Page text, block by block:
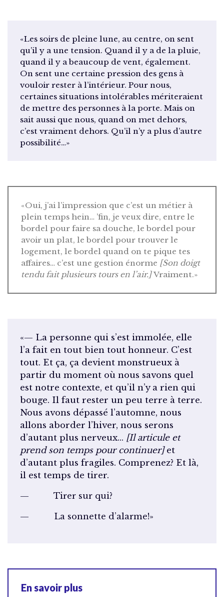
«Les soirs de pleine lune, au centre, on sent
qu’il y a une tension. Quand il y a de la pluie,
quand il y a beaucoup de vent, également.
On sent une certaine pression des gens à
vouloir rester à l’intérieur. Pour nous,
certaines situations intolérables mériteraient
de mettre des personnes à la porte. Mais on
sait aussi que nous, quand on met dehors,
c’est vraiment dehors. Qu’il n’y a plus d’autre
possibilité…»
«Oui, j’ai l’impression que c’est un métier à
plein temps hein… ’fin, je veux dire, entre le
bordel pour faire sa douche, le bordel pour
avoir un plat, le bordel pour trouver le
logement, le bordel quand on te pique tes
affaires… c’est une gestion énorme [Son doigt
tendu fait plusieurs tours en l’air.]Vraiment.»
«— La personne qui s’est immolée, elle
l’a fait en tout bien tout honneur. C’est
tout. Et ça, ça devient monstrueux à
partir du moment où nous savons quel
est notre contexte, et qu’il n’y a rien qui
bouge. Il faut rester un peu terre à terre.
Nous avons dépassé l’automne, nous
allons aborder l’hiver, nous serons
d’autant plus nerveux… [Il articule et
prend son temps pour continuer]et
d’autant plus fragiles. Comprenez? Et là,
il est temps de tirer.
— Tirer sur qui?
— La sonnette d’alarme!»
En savoir plus